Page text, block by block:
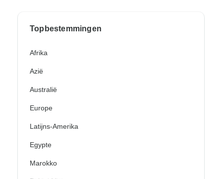
Topbestemmingen
Afrika
Azië
Australië
Europe
Latijns-Amerika
Egypte
Marokko